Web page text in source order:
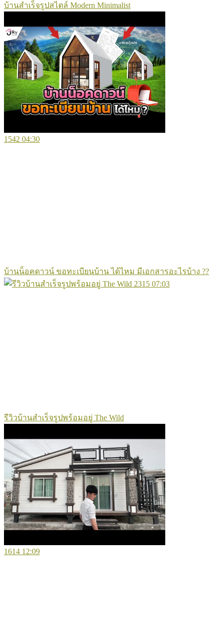
บ้านสำเร็จรูปสไตล์ Modern Minimalist
1542 04:30
บ้านน็อคดาวน์ ขอทะเบียนบ้าน ได้ไหม มีเอกสารอะไรบ้าง ??
2315 07:03
รีวิวบ้านสำเร็จรูปพร้อมอยู่ The Wild
1614 12:09